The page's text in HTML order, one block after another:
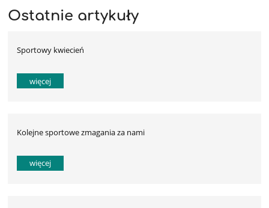
Ostatnie artykuły
Sportowy kwiecień
więcej
Kolejne sportowe zmagania za nami
więcej